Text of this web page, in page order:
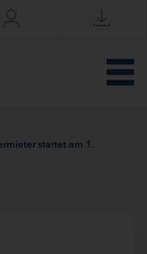
startet am 1.